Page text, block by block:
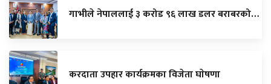
गाभीले नेपाललाई ३ करोड ९६ लाख डलर बराबरको…
करदाता उपहार कार्यक्रमका विजेता घाेषणा